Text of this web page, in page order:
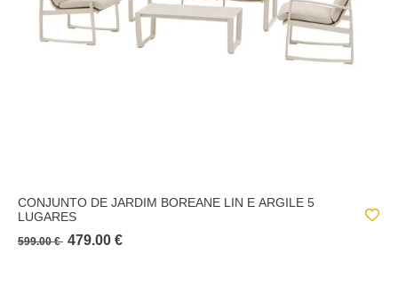
CONJUNTO DE JARDIM BOREANE LIN E ARGILE 5
LUGARES
599.00 € 479.00 €